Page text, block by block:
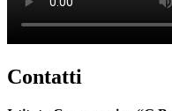
Contatti